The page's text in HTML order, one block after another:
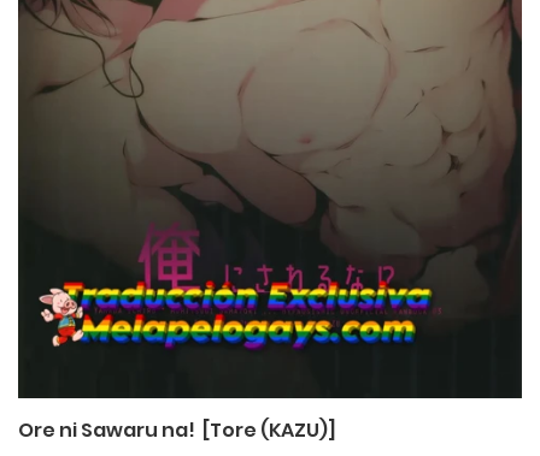
Ore ni Sawaru na! [Tore (KAZU)]